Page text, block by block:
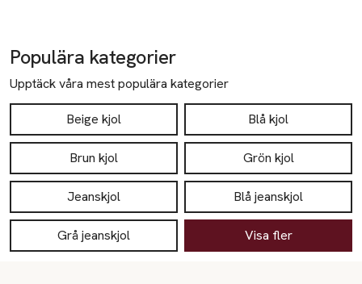
Populära kategorier
Upptäck våra mest populära kategorier
Beige kjol Blå kjol
Brun kjol Grön kjol
Jeanskjol Blå jeanskjol
Grå jeanskjol Visa fler